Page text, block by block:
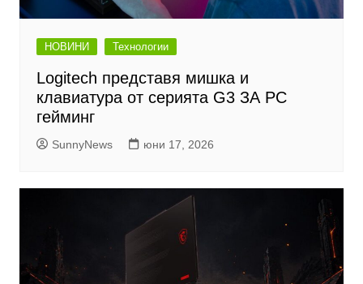
НОВИНИ Технологии
Logitech представя мишка и
клавиатура от серията G3 ЗА PC
гейминг
SunnyNews юни 17, 2026